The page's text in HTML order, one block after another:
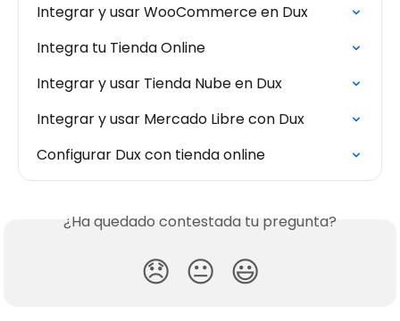
Integrar y usar WooCommerce en Dux
Integra tu Tienda Online
Integrar y usar Tienda Nube en Dux
Integrar y usar Mercado Libre con Dux
Configurar Dux con tienda online
¿Ha quedado contestada tu pregunta?
😞 😐 😃